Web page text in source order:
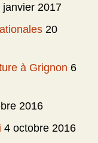
janvier 2017
20
à Grignon 6
2016
4 octobre 2016